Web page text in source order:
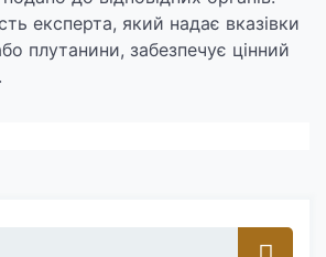
експерта, який надає вказівки
плутанини, забезпечує цінний